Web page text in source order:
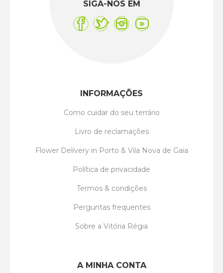
SIGA-NOS EM
INFORMAÇÕES
Como cuidar do seu terrário
Livro de reclamações
Flower Delivery in Porto & Vila Nova de Gaia
Política de privacidade
Termos & condições
Perguntas frequentes
Sobre a Vitória Régia
A MINHA CONTA